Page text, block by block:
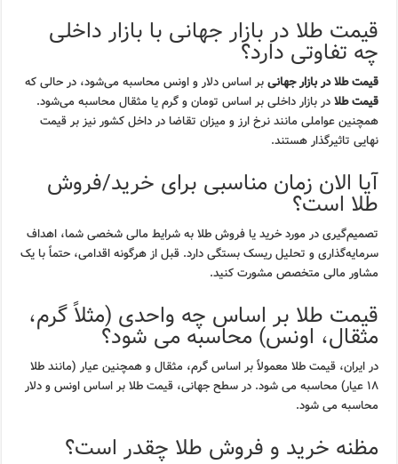
قیمت طلا در بازار جهانی با بازار داخلی
چه تفاوتی دارد؟
قیمت طلا در بازار جهانیبر اساس دلار و اونس محاسبه می‌شود، در حالی که
قیمت طلادر بازار داخلی بر اساس تومان و گرم یا مثقال محاسبه می‌شود.
همچنین عواملی مانند نرخ ارز و میزان تقاضا در داخل کشور نیز بر قیمت
نهایی تاثیرگذار هستند.
آیا الان زمان مناسبی برای خرید/فروش
طلا است؟
تصمیم‌گیری در مورد خرید یا فروش طلا به شرایط مالی شخصی شما، اهداف
سرمایه‌گذاری و تحلیل ریسک بستگی دارد. قبل از هرگونه اقدامی، حتماً با یک
مشاور مالی متخصص مشورت کنید.
قیمت طلا بر اساس چه واحدی (مثلاً گرم،
مثقال، اونس) محاسبه می شود؟
در ایران، قیمت طلا معمولاً بر اساس گرم، مثقال و همچنین عیار (مانند طلا
۱۸ عیار) محاسبه می شود. در سطح جهانی، قیمت طلا بر اساس اونس و دلار
محاسبه می شود.
مظنه خرید و فروش طلا چقدر است؟